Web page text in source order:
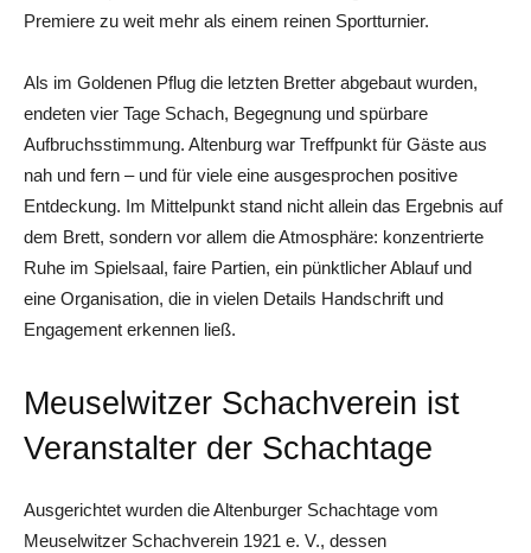
Premiere zu weit mehr als einem reinen Sportturnier.
Als im Goldenen Pflug die letzten Bretter abgebaut wurden,
endeten vier Tage Schach, Begegnung und spürbare
Aufbruchsstimmung. Altenburg war Treffpunkt für Gäste aus
nah und fern – und für viele eine ausgesprochen positive
Entdeckung. Im Mittelpunkt stand nicht allein das Ergebnis auf
dem Brett, sondern vor allem die Atmosphäre: konzentrierte
Ruhe im Spielsaal, faire Partien, ein pünktlicher Ablauf und
eine Organisation, die in vielen Details Handschrift und
Engagement erkennen ließ.
Meuselwitzer Schachverein ist
Veranstalter der Schachtage
Ausgerichtet wurden die Altenburger Schachtage vom
Meuselwitzer Schachverein 1921 e. V., dessen